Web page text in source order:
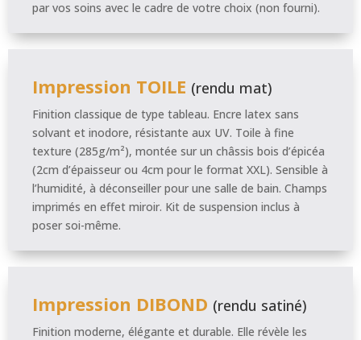
par vos soins avec le cadre de votre choix (non fourni).
Impression TOILE (rendu mat)
Finition classique de type tableau. Encre latex sans
solvant et inodore, résistante aux UV. Toile à fine
texture (285g/m²), montée sur un châssis bois d’épicéa
(2cm d’épaisseur ou 4cm pour le format XXL). Sensible à
l’humidité, à déconseiller pour une salle de bain. Champs
imprimés en effet miroir. Kit de suspension inclus à
poser soi-même.
Impression DIBOND (rendu satiné)
Finition moderne, élégante et durable. Elle révèle les